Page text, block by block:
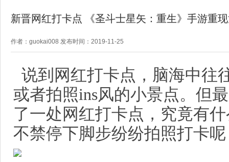
新晋网红打卡点 《圣斗士星矢：重生》手游重
作者：guokai008 发布时间：2019-11-25
说到网红打卡点，脑海中往
或者拍照ins风的小景点。但
了一处网红打卡点，究竟有
不禁停下脚步纷纷拍照打卡